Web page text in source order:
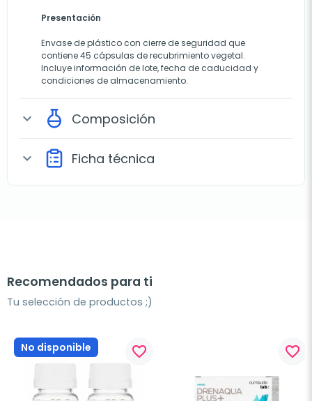
Presentación
Envase de plástico con cierre de seguridad que
contiene 45 cápsulas de recubrimiento vegetal.
Incluye información de lote, fecha de caducidad y
condiciones de almacenamiento.
expand_more Composición
expand_more Ficha técnica
Recomendados para ti
Tu selección de productos ;)
No disponible favorite_border favorite_border